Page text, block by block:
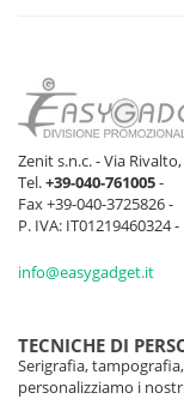
Zenit s.n.c. - Via
Tel.+39-040-761005-
Fax +39-040-3725826 -
P. IVA: IT01219460324 -
info@easygadget.it
TECNICHE DI
Serigrafia,
personalizziamo i